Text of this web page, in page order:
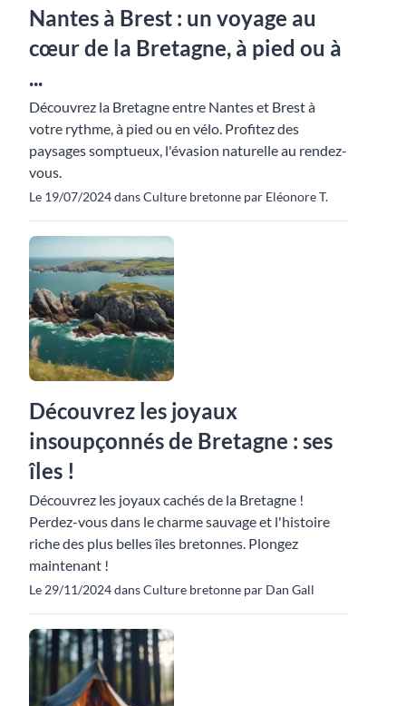
Nantes à Brest : un voyage au
cœur de la Bretagne, à pied ou à
...
Découvrez la Bretagne entre Nantes et Brest à
votre rythme, à pied ou en vélo. Profitez des
paysages somptueux, l'évasion naturelle au rendez-
vous.
Le 19/07/2024 dans Culture bretonne par Eléonore T.
Découvrez les joyaux
insoupçonnés de Bretagne : ses
îles !
Découvrez les joyaux cachés de la Bretagne !
Perdez-vous dans le charme sauvage et l'histoire
riche des plus belles îles bretonnes. Plongez
maintenant !
Le 29/11/2024 dans Culture bretonne par Dan Gall